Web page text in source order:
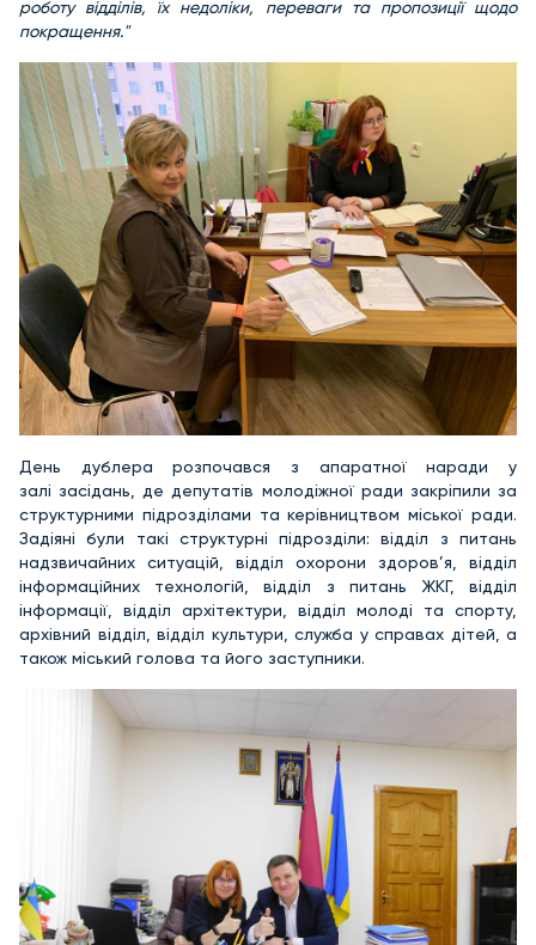
роботу відділів, їх недоліки, переваги та пропозиції щодо
покращення."
День дублера розпочався з апаратної наради у
залі засідань, де депутатів молодіжної ради закріпили за
структурними підрозділами та керівництвом міської ради.
Задіяні були такі структурні підрозділи: відділ з питань
надзвичайних ситуацій, відділ охорони здоров’я, відділ
інформаційних технологій, відділ з питань ЖКГ, відділ
інформації, відділ архітектури, відділ молоді та спорту,
архівний відділ, відділ культури, служба у справах дітей, а
також міський голова та його заступники.